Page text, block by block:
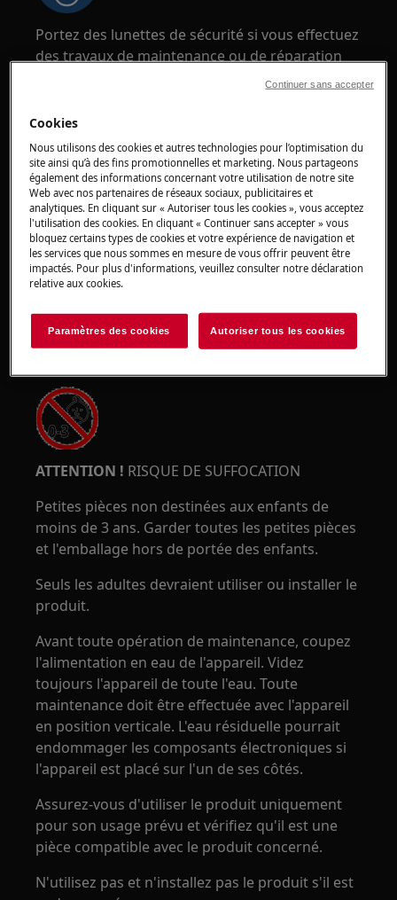
Portez des lunettes de sécurité si vous effectuez
des travaux de maintenance ou de réparation
ATTENTION !RISQUE DE PINCEMENT
Portez des gants de sécurité si vous effectuez
des travaux de maintenance ou de réparation
impliquant des courroies.
ATTENTION ! RISQUE DE SUFFOCATION
Petites pièces non destinées aux enfants de
moins de 3 ans. Garder toutes les petites pièces
et l'emballage hors de portée des enfants.
Seuls les adultes devraient utiliser ou installer le
produit.
Avant toute opération de maintenance, coupez
l'alimentation en eau de l'appareil. Videz
toujours l'appareil de toute l'eau. Toute
maintenance doit être effectuée avec l'appareil
en position verticale. L'eau résiduelle pourrait
endommager les composants électroniques si
l'appareil est placé sur l'un de ses côtés.
Assurez-vous d'utiliser le produit uniquement
pour son usage prévu et vérifiez qu'il est une
pièce compatible avec le produit concerné.
N'utilisez pas et n'installez pas le produit s'il est
Cookies
Nous utilisons des cookies et autres technologies pour l’optimisation du
site ainsi qu’à des fins promotionnelles et marketing. Nous partageons
également des informations concernant votre utilisation de notre site
Web avec nos partenaires de réseaux sociaux, publicitaires et
analytiques. En cliquant sur « Autoriser tous les cookies », vous acceptez
l'utilisation des cookies. En cliquant « Continuer sans accepter » vous
bloquez certains types de cookies et votre expérience de navigation et
les services que nous sommes en mesure de vous offrir peuvent être
impactés. Pour plus d'informations, veuillez consulter notre déclaration
relative aux cookies.
Paramètres des cookies Autoriser tous les cookies
Continuer sans accepter